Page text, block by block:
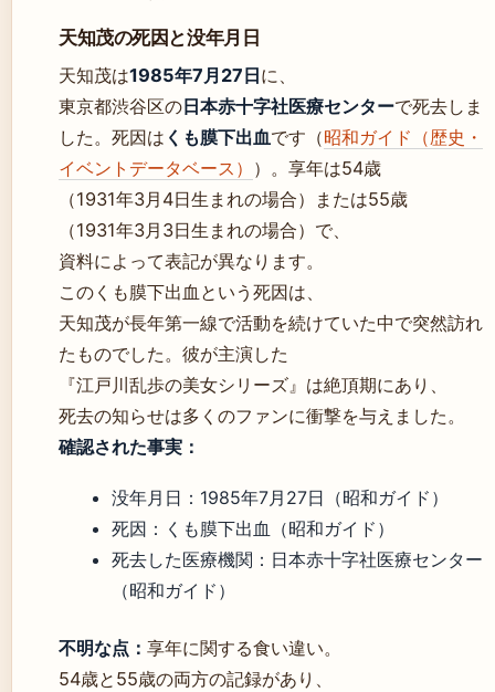
天知茂の死因と没年月日
天知茂は1985年7月27日に、
東京都渋谷区の日本赤十字社医療センターで死去しま
した。死因は くも膜下出血です（昭和ガイド（歴史・
イベントデータベース） ）。享年は54歳
（1931年3月4日生まれの場合）または55歳
（1931年3月3日生まれの場合）で、
資料によって表記が異なります。
このくも膜下出血という死因は、
天知茂が長年第一線で活動を続けていた中で突然訪れ
たものでした。彼が主演した
『江戸川乱歩の美女シリーズ』は絶頂期にあり、
死去の知らせは多くのファンに衝撃を与えました。
確認された事実：
没年月日：1985年7月27日（昭和ガイド）
死因：くも膜下出血（昭和ガイド）
死去した医療機関：日本赤十字社医療センター
（昭和ガイド）
不明な点： 享年に関する食い違い。
54歳と55歳の両方の記録があり、